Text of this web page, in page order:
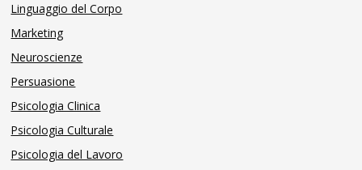
Linguaggio del Corpo
Marketing
Neuroscienze
Persuasione
Psicologia Clinica
Psicologia Culturale
Psicologia del Lavoro